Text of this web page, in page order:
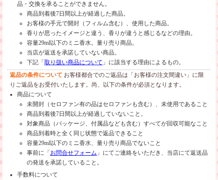
品・交換を承ることができません。
商品到着後7日間以上が経過した商品。
お客様の手元で開封（フィルム含む）、使用した商品。
香りが思ったイメージと違う、香りが違うと感じるなどの理由。
容量29ml以下のミニ香水。量り売り商品。
当店が返送を承諾していない商品。
下記「 取り扱い商品について 」に該当する理由によるもの。
返品の条件について お客様都合でのご返品は「お客様の注文間違い」に限
りご返品をお受付いたします。尚、以下の条件が必須となります。
商品について
未開封（セロファン有の品はセロファンも含む）、未使用であること
商品到着後7日間以上が経過していないこと。
対象商品（パッケージ、付属品なども含む）すべてが回収可能なこと
商品到着時と全く同じ状態で返品できること
容量29ml以下のミニ香水、量り売り商品でないこと
事前に「 お問合せフォーム 」にてご連絡をいただき、当店にて返送品
の発送を承諾していること。
手数料について